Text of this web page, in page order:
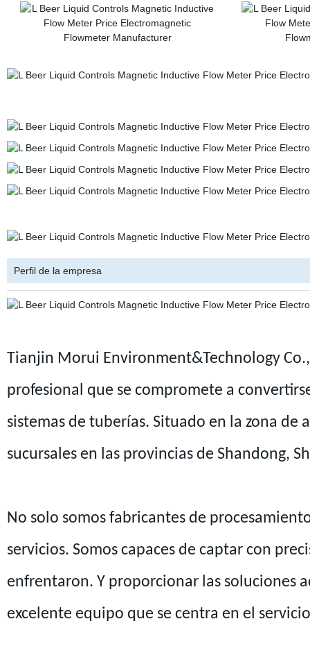
Perfil de la empresa
Tianjin Morui Environment&Technology
profesional que se compromete a
sistemas de tuberías. Situado en la zona
sucursales en las provincias de Shandong,
No solo somos fabricantes de
servicios. Somos capaces de captar con
enfrentaron. Y proporcionar las soluciones
excelente equipo que se centra en el